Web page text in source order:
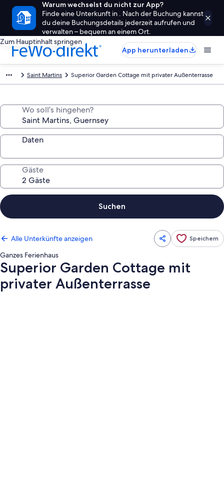
Warum wechselst du nicht zur App?
Finde eine Unterkunft in . Nach der Buchung kannst
du deine Buchungsdetails jederzeit aufrufen und
verwalten – bequem an einem Ort.
Zum Hauptinhalt springen
App herunterladen
Saint Martins Superior Garden Cottage mit privater Außenterrasse
Wo soll’s hingehen?
Daten
Gäste
Suchen
Alle Unterkünfte anzeigen Speichern
Ganzes Ferienhaus
Superior Garden Cottage mit
privater Außenterrasse